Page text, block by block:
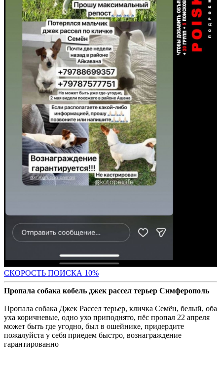
СКОРОСТЬ ПОИСКА 10%
Пропала собака кобель джек рассел терьер Симферополь
Пропала собака Джек Рассел терьер, кличка Семён, белый, оба
уха коричневые, одно ухо приподнято, пёс пропал 22 апреля
может быть где угодно, был в ошейнике, придердите
пожалуйста у себя приедем быстро, вознаграждение
гарантированно